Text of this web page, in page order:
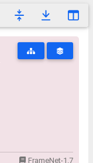
FrameNet-1.7